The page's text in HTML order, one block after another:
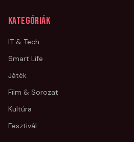
Kategóriák
IT & Tech
Smart Life
Játék
Film & Sorozat
Kultúra
Fesztivál